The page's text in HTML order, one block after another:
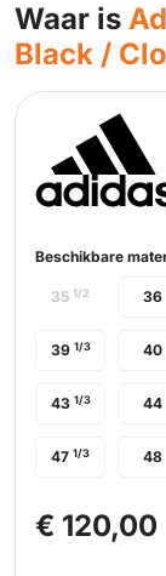
Waar is
Black /
Beschikbare
36
39 1/3 40
43 1/3 44
47 1/3 48
35 1/2
€ 120,00